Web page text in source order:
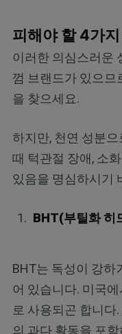
피해야 할 4가
이러한 의심스러운
껌 브랜드가 있으므
을 찾으세요.
하지만, 천연 성분
때 턱관절 장애, 소
있음을 명심하시기
BHT(부틸화 히
BHT는 독성이 강하
어 있습니다. 미국
로 사용되곤 합니다
의 과다 활동을 포